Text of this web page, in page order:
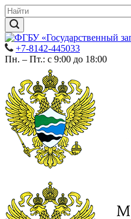
+7-8142-445033
Пн. – Пт.: с 9:00 до 18:00